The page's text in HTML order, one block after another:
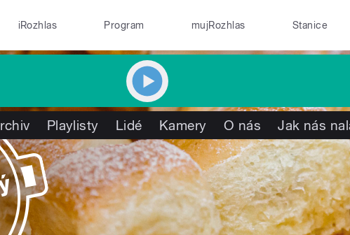
iRozhlas Program mujRozhlas Stanice
Playlisty Lidé Kamery O nás Jak nás